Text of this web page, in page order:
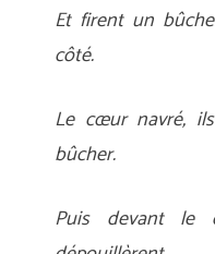
Et firent un
côté.
Le cœur navré,
bûcher.
Puis devant le